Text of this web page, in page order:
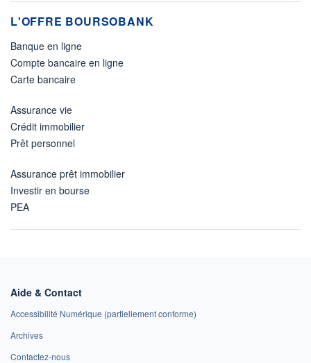
L'OFFRE BOURSOBANK
Banque en ligne
Compte bancaire en ligne
Carte bancaire
Assurance vie
Crédit immobilier
Prêt personnel
Assurance prêt immobilier
Investir en bourse
PEA
Aide & Contact
Accessibilité Numérique (partiellement conforme)
Archives
Contactez-nous